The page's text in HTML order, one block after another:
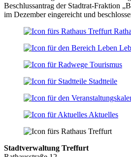
Beschlussantrag der Stadtrat-Fraktion
im Dezember eingereicht und
Tourismus
Stadtteile
Aktuelles
Stadtverwaltung Treffurt